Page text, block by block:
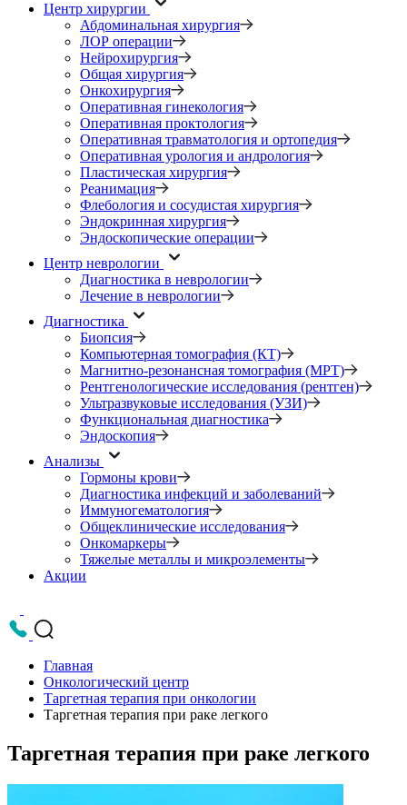
Центр хирургии
Абдоминальная хирургия
ЛОР операции
Нейрохирургия
Общая хирургия
Онкохирургия
Оперативная гинекология
Оперативная проктология
Оперативная травматология и ортопедия
Оперативная урология и андрология
Пластическая хирургия
Реанимация
Флебология и сосудистая хирургия
Эндокринная хирургия
Эндоскопические операции
Центр неврологии
Диагностика в неврологии
Лечение в неврологии
Диагностика
Биопсия
Компьютерная томография (КТ)
Магнитно-резонансная томография (МРТ)
Рентгенологические исследования (рентген)
Ультразвуковые исследования (УЗИ)
Функциональная диагностика
Эндоскопия
Анализы
Гормоны крови
Диагностика инфекций и заболеваний
Иммуногематология
Общеклинические исследования
Онкомаркеры
Тяжелые металлы и микроэлементы
Акции
Главная
Онкологический центр
Таргетная терапия при онкологии
Таргетная терапия при раке легкого
Таргетная терапия при раке легкого